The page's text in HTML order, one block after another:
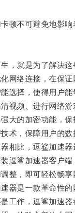
不可避免地影响
就是为了解决这
络连接，在保证
择，使得用户能
频、进行网络游
的加密功能，保
，保障用户的数
比，逗鲨加速器
鲨加速器客户端
，即可轻松畅享
是一款革命性的
作，逗鲨加速器